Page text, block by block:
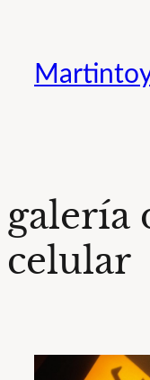
contenido
galería
celular